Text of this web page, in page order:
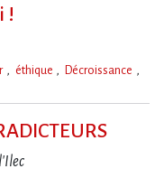
!
éthique
Décroissance